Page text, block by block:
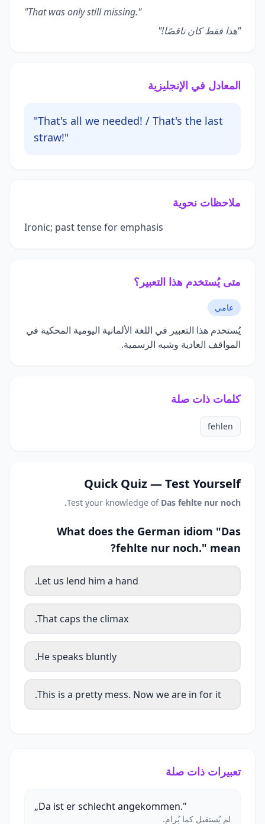
"That was only still missing."
"هذا فقط كان ناقصًا!"
المعادل في الإنجليزية
"That's all we needed! / That's the last
straw!"
ملاحظات نحوية
Ironic; past tense for emphasis
متى يُستخدم هذا التعبير؟
عامي
يُستخدم هذا التعبير في اللغة الألمانية اليومية المحكية في
المواقف العادية وشبه الرسمية.
كلمات ذات صلة
fehlen
Quick Quiz — Test Yourself
Test your knowledge of Das fehlte nur noch.
What does the German idiom "Das
fehlte nur noch." mean?
Let us lend him a hand.
That caps the climax.
He speaks bluntly.
This is a pretty mess. Now we are in for it.
تعبيرات ذات صلة
„Da ist er schlecht angekommen."
لم يُستقبل كما يُرام.